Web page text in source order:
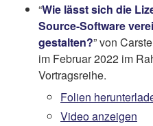
“Wie lässt sich die
Source-Software
gestalten?” von
im Februar 2022 im
Vortragsreihe.
Folien
Video anzeigen